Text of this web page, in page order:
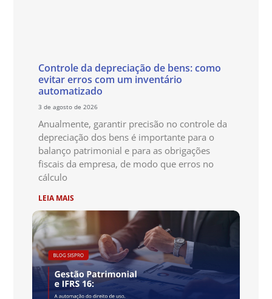
Controle da depreciação de bens: como
evitar erros com um inventário
automatizado
3 de agosto de 2026
Anualmente, garantir precisão no controle da
depreciação dos bens é importante para o
balanço patrimonial e para as obrigações
fiscais da empresa, de modo que erros no
cálculo
LEIA MAIS